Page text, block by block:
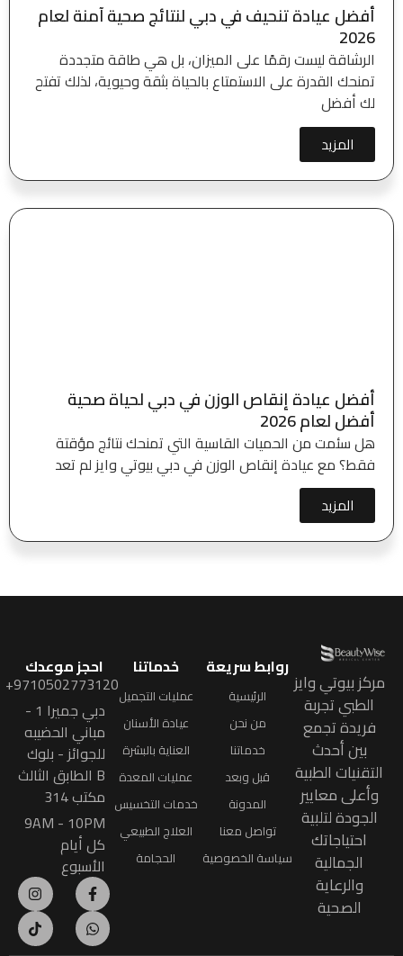
أفضل عيادة تنحيف في دبي لنتائج صحية آمنة لعام
2026
الرشاقة ليست رقمًا على الميزان، بل هي طاقة متجددة
تمنحك القدرة على الاستمتاع بالحياة بثقة وحيوية، لذلك تفتح
لك أفضل
المزيد
أفضل عيادة إنقاص الوزن في دبي لحياة صحية
أفضل لعام 2026
هل سئمت من الحميات القاسية التي تمنحك نتائج مؤقتة
فقط؟ مع عيادة إنقاص الوزن في دبي بيوتي وايز لم تعد
المزيد
مركز بيوتي وايز
الطبي تجربة
فريدة تجمع
بين أحدث
التقنيات الطبية
وأعلى معايير
الجودة لتلبية
احتياجاتك
الجمالية
والرعاية
الصحية
روابط سريعة
الرئيسية
من نحن
خدماتنا
قبل وبعد
المدونة
تواصل معنا
سياسة الخصوصية
خدماتنا
عمليات التجميل
عيادة الأسنان
العناية بالبشرة
عمليات المعدة
خدمات التخسيس
العلاج الطبيعي
الحجامة
احجز موعدك
9710502773120+
دبي جميرا 1 -
مباني الحضيبه
للجوائز - بلوك
B الطابق الثالث
مكتب 314
9AM - 10PM
كل أيام
الأسبوع